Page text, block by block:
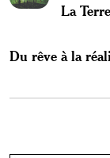
La
Du rêve à la